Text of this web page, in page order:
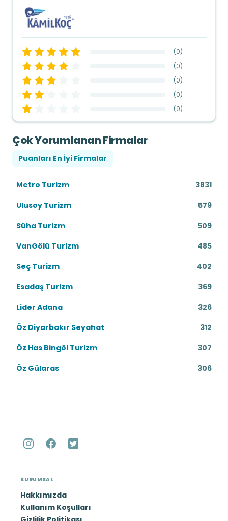
(0)
(0)
(0)
(0)
(0)
Çok Yorumlanan Firmalar
Puanları En İyi Firmalar
Metro Turizm
3831
Ulusoy Turizm
579
Süha Turizm
509
VanGölü Turizm
485
Seç Turizm
402
Esadaş Turizm
369
Lider Adana
326
Öz Diyarbakır Seyahat
312
Öz Has Bingöl Turizm
307
Öz Gülaras
306
KURUMSAL
Hakkımızda
Kullanım Koşulları